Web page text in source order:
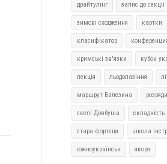
драйтулінг запис до секціі
зимові сходження картки
класифікатор
кримські зв'язки кубок
лекція льодолазіння
маршрут Балезина розряди
скелі Довбуша складність
стара фортеця школа
южноукраїнськ якоря